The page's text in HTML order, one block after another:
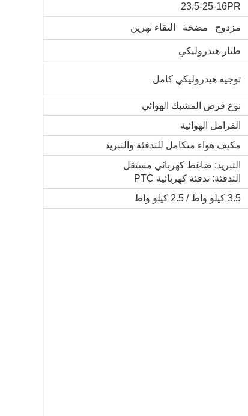
مزدوج مضخة التقاء نهرين
طيار هيدروليكي
توجيه هيدروليكي كامل
نوع قرص المشبك الهوائي
الفرامل الهوائية
مكيف هواء متكامل للتدفئة والتبريد
التبريد: ضاغط كهربائي مستقل
التدفئة: تدفئة كهربائية PTC
3.5 كيلو واط / 2.5 كيلو واط